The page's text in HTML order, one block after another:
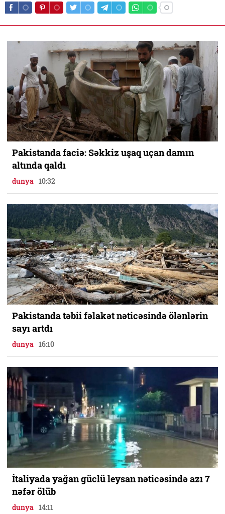
Pakistanda faciə: Səkkiz uşaq uçan damın
altında qaldı
dunya 10:32
Pakistanda təbii fəlakət nəticəsində ölənlərin
sayı artdı
dunya 16:10
İtaliyada yağan güclü leysan nəticəsində azı 7
nəfər ölüb
dunya 14:11